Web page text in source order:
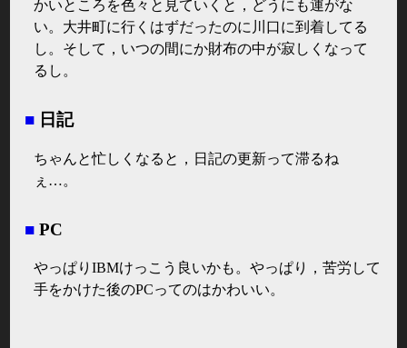
かいところを色々と見ていくと，どうにも運がな
い。大井町に行くはずだったのに川口に到着してる
し。そして，いつの間にか財布の中が寂しくなって
るし。
■ 日記
ちゃんと忙しくなると，日記の更新って滞るね
ぇ…。
■ PC
やっぱりIBMけっこう良いかも。やっぱり，苦労して
手をかけた後のPCってのはかわいい。